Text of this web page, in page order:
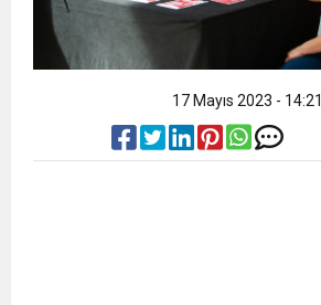
17 Mayıs 2023 - 14:21